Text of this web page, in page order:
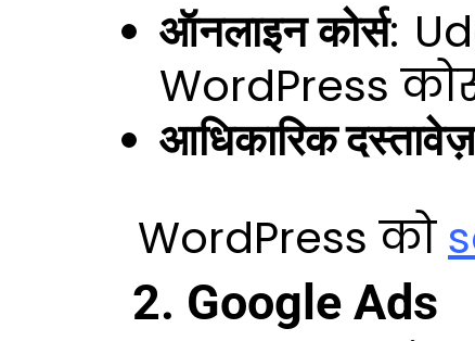
ऑनलाइन कोर्स:
WordPress
आधिकारिक दस्तावेज़
WordPress को
2. Google Ads